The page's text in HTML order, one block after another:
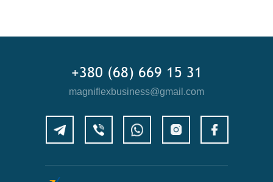
+380 (68) 669 15 31
magniflexbusiness@gmail.com